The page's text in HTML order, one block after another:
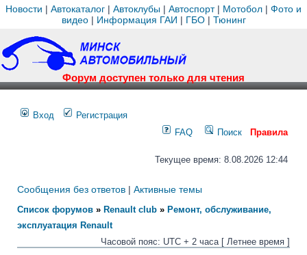
Новости | Автокаталог | Автоклубы | Автоспорт| Мотобол | Фото и
видео| Информация ГАИ | ГБО| Тюнинг
Форум доступен только для чтения
Вход
Регистрация
FAQ
Поиск Правила
Текущее время: 8.08.2026 12:44
Сообщения без ответов | Активные темы
Список форумов » Renault club » Ремонт, обслуживание,
эксплуатация Renault
Часовой пояс: UTC + 2 часа [ Летнее время ]